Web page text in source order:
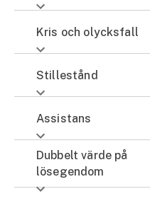
Kris och olycksfall
Stillestånd
Assistans
Dubbelt värde på
lösegendom